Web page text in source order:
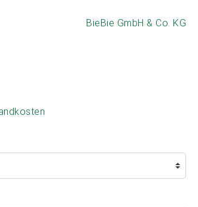
BieBie GmbH & Co. KG